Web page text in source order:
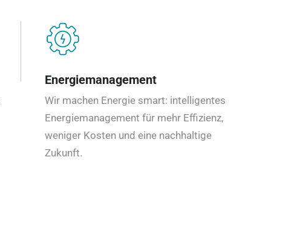
Energiemanagement
Wir machen Energie smart: intelligentes
Energiemanagement für mehr Effizienz,
weniger Kosten und eine nachhaltige
Zukunft.